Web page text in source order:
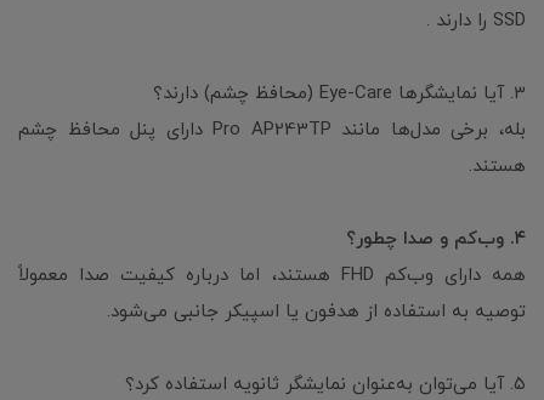
SSD را دارند .
۳. آیا نمایشگرها Eye-Care (محافظ چشم) دارند؟
بله، برخی مدل‌ها مانند Pro AP243TP دارای پنل محافظ چشم
هستند.
۴. وب‌کم و صدا چطور؟
همه دارای وب‌کم FHD هستند، اما درباره کیفیت صدا معمولاً
توصیه به استفاده از هدفون یا اسپیکر جانبی می‌شود.
۵. آیا می‌توان به‌عنوان نمایشگر ثانویه استفاده کرد؟